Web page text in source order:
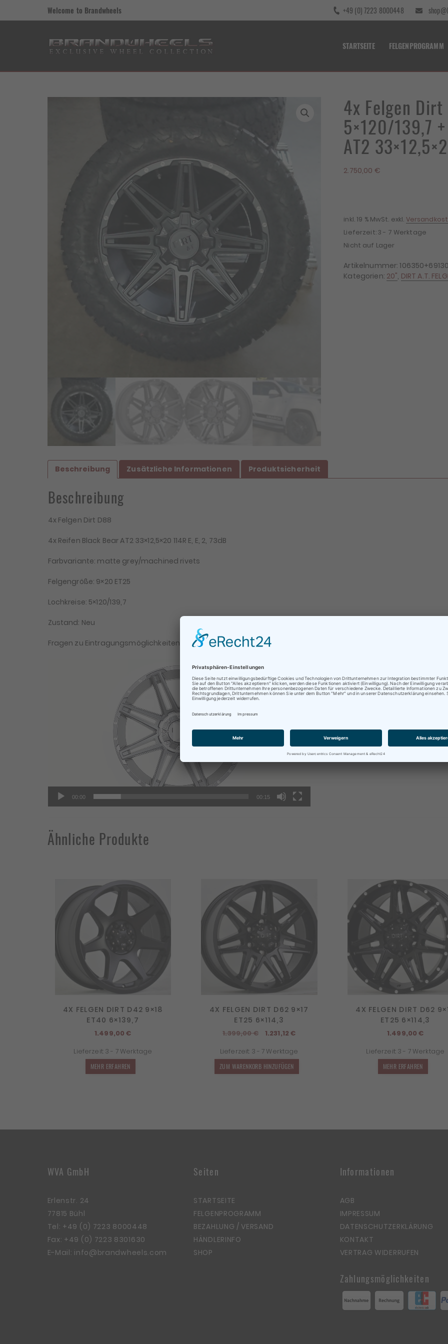
Welcome to Brandwheels +49 (0) 7223 8000448
STARTSEITE FELGENPROGRAMM
4x Felgen
5×120/139,7
AT2
2.750,00 €
inkl. 19 % MwSt. exkl.
Lieferzeit:3 - 7 Werktage
Nicht auf Lager
Artikelnummer:
Kategorien: 20", DIRT A.T.
Beschreibung Zusätzliche Informationen Produktsicherheit
Beschreibung
4x Felgen Dirt D88
4x Reifen Black Bear AT2 33×12,5×20 114R E, E, 2, 73dB
Farbvariante: matte grey/machined rivets
Felgengröße: 9×20 ET25
Lochkreise: 5×120/139,7
Zustand: Neu
Fragen zu Eintragungsmöglichkeiten bitte vor dem Kauf stellen. Für alles weitere kontaktieren Sie uns einfach
00:00 00:15
Ähnliche Produkte
4X FELGEN DIRT D42 9×18
ET40 6×139,7
1.499,00€
Lieferzeit: 3 - 7 Werktage
MEHR ERFAHREN
4X FELGEN DIRT D62 9×17
ET25 6×114,3
1.399,00€
Ursprünglicher
war:
1.399,00 €
1.231,12€Aktueller
ist:
Lieferzeit: 3 - 7 Werktage
ZUM WARENKORB HINZUFÜGEN
4X FELGEN DIRT D62
ET25 6×114,3
1.499,00€
Lieferzeit: 3 - 7 Werktage
MEHR ERFAHREN
WVA GmbH
Erlenstr. 24
77815 Bühl
Tel: +49 (0) 7223 8000448
Fax: +49 (0) 7223 8301630
E-Mail: info@brandwheels.com
Seiten
STARTSEITE
FELGENPROGRAMM
BEZAHLUNG / VERSAND
HÄNDLERINFO
SHOP
Informationen
AGB
IMPRESSUM
DATENSCHUTZERKLÄRUNG
KONTAKT
VERTRAG WIDERRUFEN
Zahlungsmöglichkeiten
Beratungen oder Abholungen vor Ort nur nach vorheriger
Terminvereinbarung !